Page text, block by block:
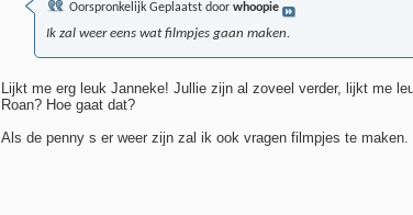
Oorspronkelijk Geplaatst door whoopie
Ik zal weer eens wat filmpjes gaan maken.
Lijkt me erg leuk Janneke! Jullie zijn al zoveel verder, lijkt me
Roan? Hoe gaat dat?
Als de penny s er weer zijn zal ik ook vragen filmpjes te maken.